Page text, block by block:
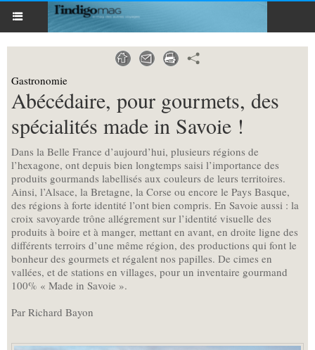
Gastronomie
Abécédaire, pour gourmets, des
spécialités made in Savoie !
Dans la Belle France d’aujourd’hui, plusieurs régions de
l’hexagone, ont depuis bien longtemps saisi l’importance des
produits gourmands labellisés aux couleurs de leurs territoires.
Ainsi, l’Alsace, la Bretagne, la Corse ou encore le Pays Basque,
des régions à forte identité l’ont bien compris. En Savoie aussi : la
croix savoyarde trône allégrement sur l’identité visuelle des
produits à boire et à manger, mettant en avant, en droite ligne des
différents terroirs d’une même région, des productions qui font le
bonheur des gourmets et régalent nos papilles. De cimes en
vallées, et de stations en villages, pour un inventaire gourmand
100% « Made in Savoie ».
Par Richard Bayon